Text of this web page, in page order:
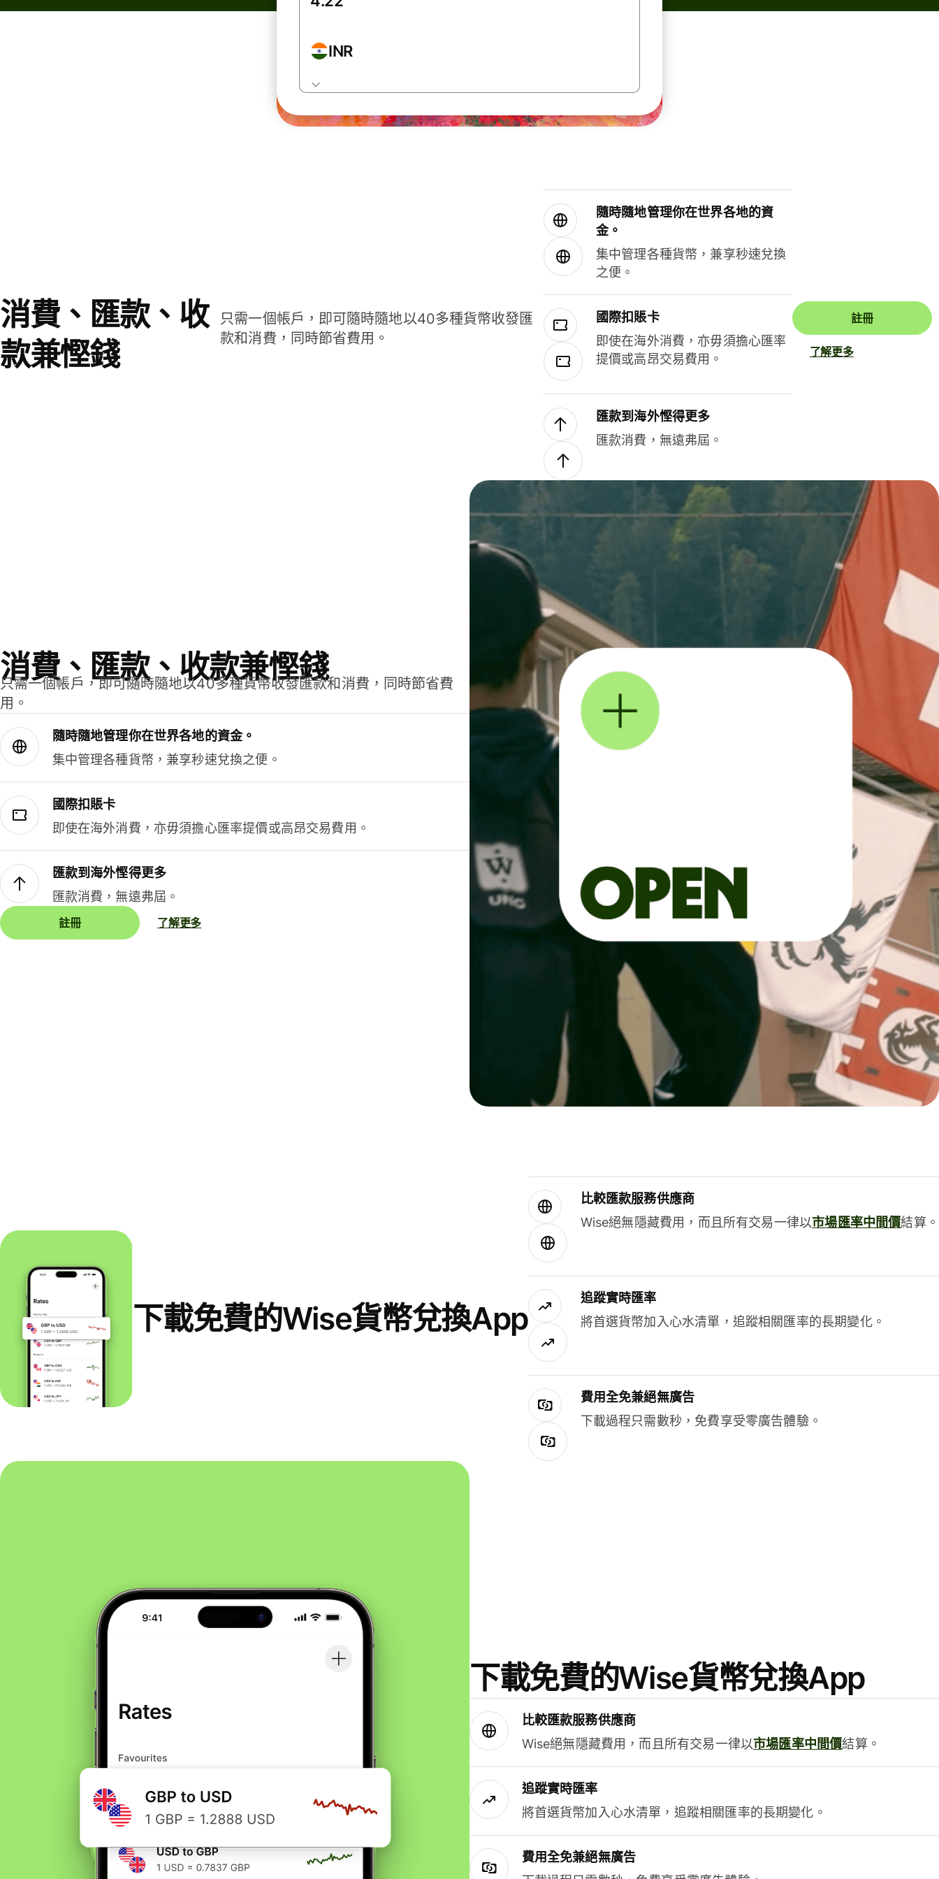
INR
消費、匯款、收
款兼慳錢
只需一個帳戶，即可隨時隨地以40多種貨幣收發匯
款和消費，同時節省費用。
隨時隨地管理你在世界各地的資
金。
集中管理各種貨幣，兼享秒速兌換
之便。
國際扣賬卡
即使在海外消費，亦毋須擔心匯率
提價或高昂交易費用。
匯款到海外慳得更多
匯款消費，無遠弗屆。
註冊
了解更多
消費、匯款、收款兼慳錢
只需一個帳戶，即可隨時隨地以40多種貨幣收發匯款和消費，同時節省費
用。
隨時隨地管理你在世界各地的資金。
集中管理各種貨幣，兼享秒速兌換之便。
國際扣賬卡
即使在海外消費，亦毋須擔心匯率提價或高昂交易費用。
匯款到海外慳得更多
匯款消費，無遠弗屆。
註冊 了解更多
下載免費的Wise貨幣兌換App
比較匯款服務供應商
Wise絕無隱藏費用，而且所有交易一律以市場匯率中間價結算。
追蹤實時匯率
將首選貨幣加入心水清單，追蹤相關匯率的長期變化。
費用全免兼絕無廣告
下載過程只需數秒，免費享受零廣告體驗。
下載免費的Wise貨幣兌換App
比較匯款服務供應商
Wise絕無隱藏費用，而且所有交易一律以市場匯率中間價結算。
追蹤實時匯率
將首選貨幣加入心水清單，追蹤相關匯率的長期變化。
費用全免兼絕無廣告